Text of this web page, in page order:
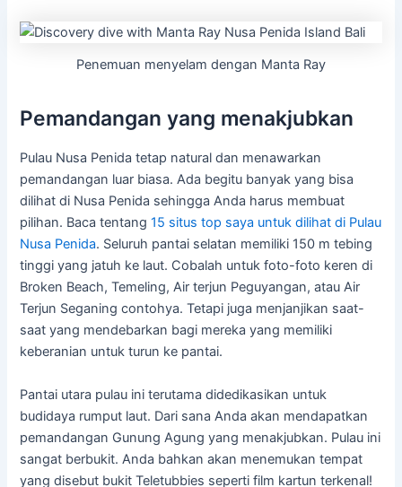
Penemuan menyelam dengan Manta Ray
Pemandangan yang menakjubkan
Pulau Nusa Penida tetap natural dan menawarkan
pemandangan luar biasa. Ada begitu banyak yang bisa
dilihat di Nusa Penida sehingga Anda harus membuat
pilihan. Baca tentang15 situs top saya untuk dilihat di Pulau
Nusa Penida. Seluruh pantai selatan memiliki 150 m tebing
tinggi yang jatuh ke laut. Cobalah untuk foto-foto keren di
Broken Beach, Temeling, Air terjun Peguyangan, atau Air
Terjun Seganing contohya. Tetapi juga menjanjikan saat-
saat yang mendebarkan bagi mereka yang memiliki
keberanian untuk turun ke pantai.
Pantai utara pulau ini terutama didedikasikan untuk
budidaya rumput laut. Dari sana Anda akan mendapatkan
pemandangan Gunung Agung yang menakjubkan. Pulau ini
sangat berbukit. Anda bahkan akan menemukan tempat
yang disebut bukit Teletubbies seperti film kartun terkenal!